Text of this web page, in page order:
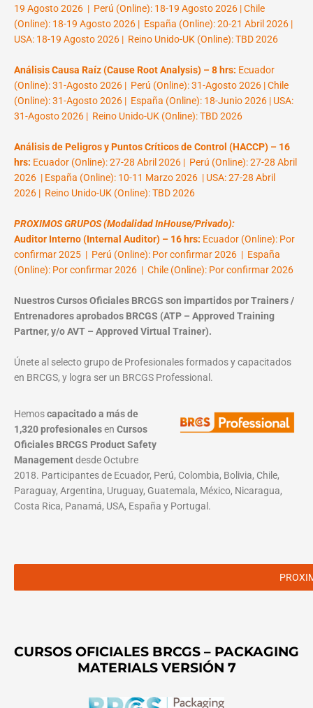
19 Agosto 2026 | Perú (Online): 18-19 Agosto 2026 | Chile
(Online): 18-19 Agosto 2026 | España (Online): 20-21 Abril 2026 |
USA: 18-19 Agosto 2026 | Reino Unido-UK (Online): TBD 2026
Análisis Causa Raíz (Cause Root Analysis) – 8 hrs: Ecuador
(Online): 31-Agosto 2026 | Perú (Online): 31-Agosto 2026 | Chile
(Online): 31-Agosto 2026 | España (Online): 18-Junio 2026 | USA:
31-Agosto 2026 | Reino Unido-UK (Online): TBD 2026
Análisis de Peligros y Puntos Críticos de Control (HACCP) – 16
hrs: Ecuador (Online): 27-28 Abril 2026 | Perú (Online): 27-28 Abril
2026 | España (Online): 10-11 Marzo 2026 | USA: 27-28 Abril
2026 | Reino Unido-UK (Online): TBD 2026
PROXIMOS GRUPOS (Modalidad InHouse/Privado):
Auditor Interno (Internal Auditor) – 16 hrs: Ecuador (Online): Por
confirmar 2025 | Perú (Online): Por confirmar 2026 | España
(Online): Por confirmar 2026 | Chile (Online): Por confirmar 2026
Nuestros Cursos Oficiales BRCGS son impartidos por Trainers /
Entrenadores aprobados BRCGS (ATP – Approved Training
Partner, y/o AVT – Approved Virtual Trainer).
Únete al selecto grupo de Profesionales formados y capacitados
en BRCGS, y logra ser un BRCGS Professional.
Hemoscapacitado a más de
1,320 profesionalesen Cursos
Oficiales BRCGS Product Safety
Managementdesde Octubre
2018. Participantes de Ecuador, Perú, Colombia, Bolivia, Chile,
Paraguay, Argentina, Uruguay, Guatemala, México, Nicaragua,
Costa Rica, Panamá, USA, España y Portugal.
CURSOS OFICIALES BRCGS – PACKAGING
MATERIALS VERSIÓN 7